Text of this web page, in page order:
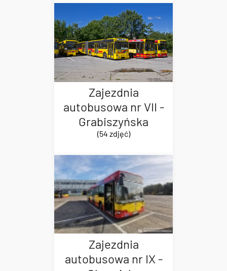
Zajezdnia
autobusowa nr VII -
Grabiszyńska
(54 zdjęć)
Zajezdnia
autobusowa nr IX -